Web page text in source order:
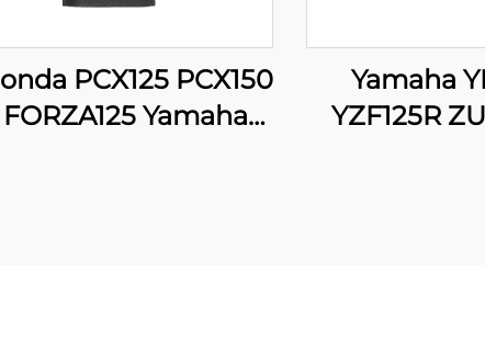
PCX125 PCX150
FORZA125 Yamaha
Yamaha
YZF125R